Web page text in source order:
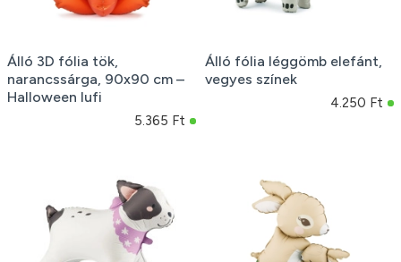
Álló 3D fólia tök,
narancssárga, 90x90 cm –
Halloween lufi
5.365 Ft
Álló fólia léggömb elefánt,
vegyes színek
4.250 Ft